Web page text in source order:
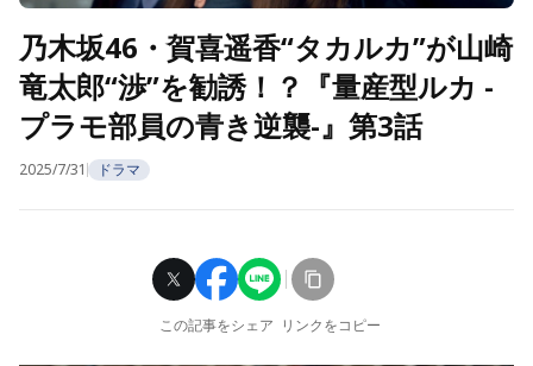
乃木坂46・賀喜遥香“タカルカ”が山崎
竜太郎“渉”を勧誘！？『量産型ルカ -
プラモ部員の青き逆襲-』第3話
2025/7/31 ドラマ
この記事をシェア リンクをコピー